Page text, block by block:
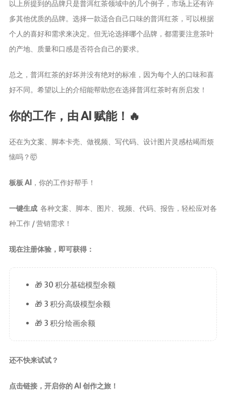
以上所提到的品牌只是普洱红茶领域中的几个例子，市场上还有许
多其他优质的品牌。选择一款适合自己口味的普洱红茶，可以根据
个人的喜好和需求来决定。但无论选择哪个品牌，都需要注意茶叶
的产地、质量和口感是否符合自己的要求。
总之，普洱红茶的好坏并没有绝对的标准，因为每个人的口味和喜
好不同。希望以上的介绍能帮助您在选择普洱红茶时有所启发！
你的工作，由 AI 赋能！🔥
还在为文案、脚本卡壳、做视频、写代码、设计图片灵感枯竭而烦
恼吗？🤯
板板 AI ，你的工作好帮手！
一键生成 各种文案、脚本、图片、视频、代码、报告，轻松应对各
种工作 / 营销需求！
现在注册体验，即可获得：
🎁 30 积分基础模型余额
🎁 3 积分高级模型余额
🎁 3 积分绘画余额
还不快来试试？
点击链接，开启你的 AI 创作之旅！
茶器
茶宠
茶叶行业动
健康养生
养生药汤包